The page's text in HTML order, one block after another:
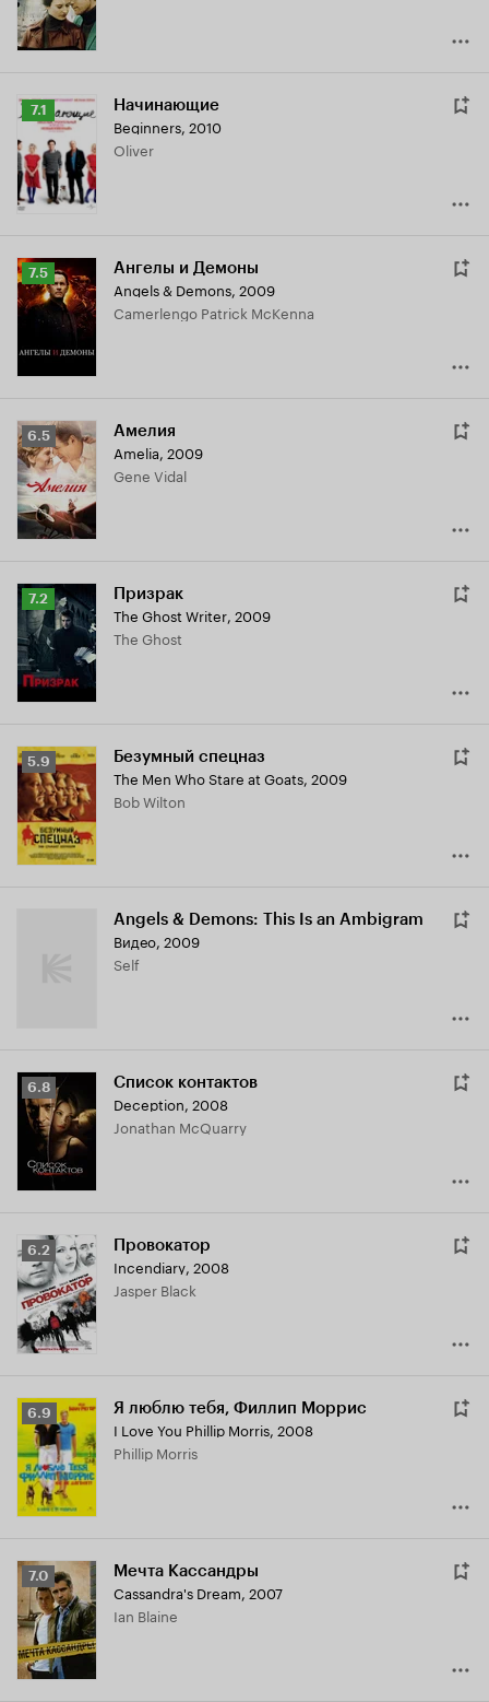
Рейтинг
Кинопоиска
7.1
7.1 Начинающие
Beginners, 2010
Oliver
Рейтинг
Кинопоиска
7.5
7.5 Ангелы и Демоны
Angels & Demons, 2009
Camerlengo Patrick McKenna
Рейтинг
Кинопоиска
6.5
6.5 Амелия
Amelia, 2009
Gene Vidal
Рейтинг
Кинопоиска
7.2
7.2 Призрак
The Ghost Writer, 2009
The Ghost
Рейтинг
Кинопоиска
5.9
5.9 Безумный спецназ
The Men Who Stare at Goats, 2009
Bob Wilton
Angels & Demons: This Is an Ambigram
Видео, 2009
Self
Рейтинг
Кинопоиска
6.8
6.8 Список контактов
Deception, 2008
Jonathan McQuarry
Рейтинг
Кинопоиска
6.2
6.2 Провокатор
Incendiary, 2008
Jasper Black
Рейтинг
Кинопоиска
6.9
6.9 Я люблю тебя, Филлип Моррис
I Love You Phillip Morris, 2008
Phillip Morris
Рейтинг
Кинопоиска
7.0
7.0 Мечта Кассандры
Cassandra's Dream, 2007
Ian Blaine